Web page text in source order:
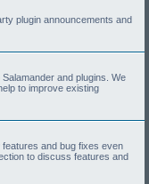
plugin announcements and
and plugins. We
to improve existing
and bug fixes even
to discuss features and